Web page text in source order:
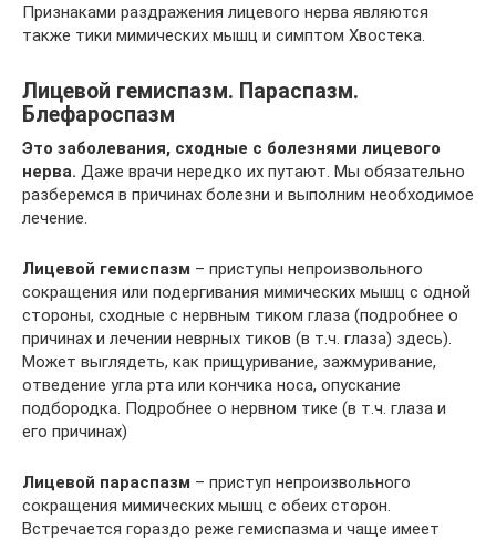
Признаками раздражения лицевого нерва являются
также тики мимических мышц и симптом Хвостека.
Лицевой гемиспазм. Параспазм.
Блефароспазм
Это заболевания, сходные с болезнями лицевого
нерва. Даже врачи нередко их путают. Мы обязательно
разберемся в причинах болезни и выполним необходимое
лечение.
Лицевой гемиспазм – приступы непроизвольного
сокращения или подергивания мимических мышц с одной
стороны, сходные с нервным тиком глаза (подробнее о
причинах и лечении неврных тиков (в т.ч. глаза) здесь).
Может выглядеть, как прищуривание, зажмуривание,
отведение угла рта или кончика носа, опускание
подбородка. Подробнее о нервном тике (в т.ч. глаза и
его причинах)
Лицевой параспазм – приступ непроизвольного
сокращения мимических мышц с обеих сторон.
Встречается гораздо реже гемиспазма и чаще имеет